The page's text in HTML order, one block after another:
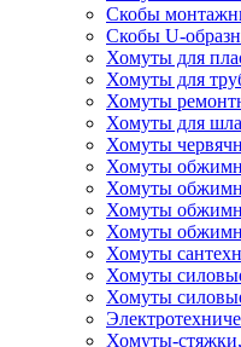
Скобы
Скобы U-
Хомуты для
Хомуты для
Хомуты
Хомуты для
Хомуты
Хомуты
Хомуты
Хомуты
Хомуты
Хомуты
Хомуты
Хомуты
Хомуты-